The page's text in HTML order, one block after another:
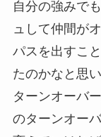
自分の強みで
ュして仲間が
パスを出すこ
たのかなと思
ターンオーバ
のターンオー